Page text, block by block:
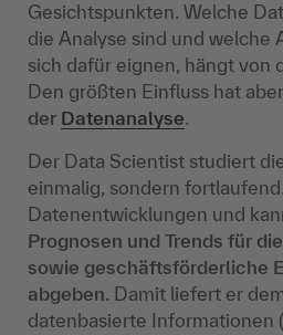
Gesichtspunkten. Welche
die Analyse sind und welche
sich dafür eignen, hängt von
Den größten Einfluss hat
der Datenanalyse.
Der Data Scientist studiert
einmalig, sondern
Datenentwicklungen und
Prognosen und Trends für
sowie geschäftsförderliche
abgeben. Damit liefert er
datenbasierte Informationen